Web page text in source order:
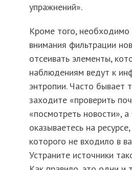
упражнений».
Кроме того,
внимания фильтрации
отсеивать элементы,
наблюдениям ведут к
энтропии. Часто бывает
заходите «проверить
«посмотреть новости»,
оказываетесь на
которого не входило в
Устраните источники